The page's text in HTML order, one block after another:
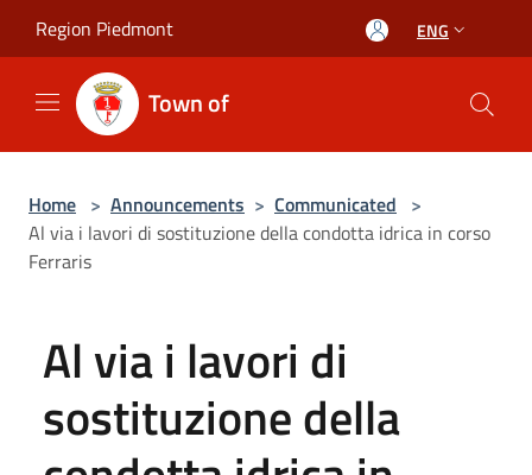
Region Piedmont ENG
Town of
Home > Announcements > Communicated >
Al via i lavori di sostituzione della condotta idrica in corso
Ferraris
Al via i lavori di
sostituzione della